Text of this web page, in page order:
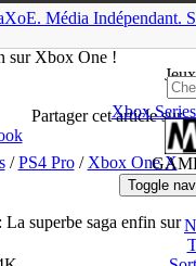
Média Indépendant.
Jeux
Xbox
Toggle
sur Xbox One !
Partager cet article sur
/PS4 Pro/ Xbox One X
superbe saga enfin sur